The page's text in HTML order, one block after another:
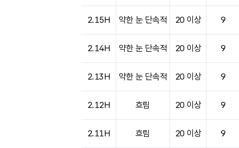
2.15H 약한 눈 단속적 20 이상 9
2.14H 약한 눈 단속적 20 이상 9
2.13H 약한 눈 단속적 20 이상 9
2.12H 흐림 20 이상 9
2.11H 흐림 20 이상 9